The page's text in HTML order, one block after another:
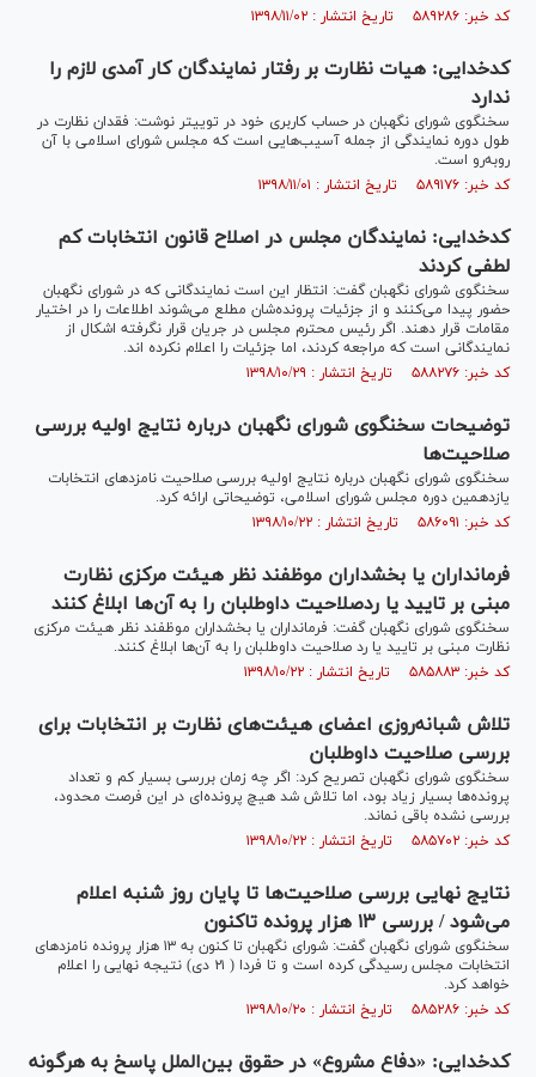
کد خبر: ۵۸۹۲۸۶ تاریخ انتشار : ۱۳۹۸/۱۱/۰۲
کدخدایی: هیات نظارت بر رفتار نمایندگان کار آمدی لازم را
ندارد
سخنگوی شورای نگهبان در حساب کاربری خود در توییتر نوشت: فقدان نظارت در
طول دوره نمایندگی از جمله آسیب‌هایی است که مجلس شورای اسلامی با آن
روبه‌رو است.
کد خبر: ۵۸۹۱۷۶ تاریخ انتشار : ۱۳۹۸/۱۱/۰۱
کدخدایی: نمایندگان مجلس در اصلاح قانون انتخابات کم
لطفی کردند
سخنگوی شورای نگهبان گفت: انتظار این است نمایندگانی که در شورای نگهبان
حضور پیدا می‌کنند و از جزئیات پرونده‌شان مطلع می‌شوند اطلاعات را در اختیار
مقامات قرار دهند. اگر رئیس محترم مجلس در جریان قرار نگرفته اشکال از
نمایندگانی است که مراجعه کردند، اما جزئیات را اعلام نکرده اند.
کد خبر: ۵۸۸۲۷۶ تاریخ انتشار : ۱۳۹۸/۱۰/۲۹
توضیحات سخنگوی شورای نگهبان درباره نتایج اولیه بررسی
صلاحیت‌ها
سخنگوی شورای نگهبان درباره نتایج اولیه بررسی صلاحیت نامزد‌های انتخابات
یازدهمین دوره مجلس شورای اسلامی، توضیحاتی ارائه کرد.
کد خبر: ۵۸۶۰۹۱ تاریخ انتشار : ۱۳۹۸/۱۰/۲۲
فرمانداران یا بخشداران موظفند نظر هیئت مرکزی نظارت
مبنی بر تایید یا ردصلاحیت داوطلبان را به آن‌ها ابلاغ کنند
سخنگوی شورای نگهبان گفت: فرمانداران یا بخشداران موظفند نظر هیئت مرکزی
نظارت مبنی بر تایید یا رد صلاحیت داوطلبان را به آن‌ها ابلاغ کنند.
کد خبر: ۵۸۵۸۸۳ تاریخ انتشار : ۱۳۹۸/۱۰/۲۲
تلاش شبانه‌روزی اعضای هیئت‌های نظارت بر انتخابات برای
بررسی صلاحیت داوطلبان
سخنگوی شورای نگهبان تصریح کرد: اگر چه زمان بررسی بسیار کم و تعداد
پرونده‌ها بسیار زیاد بود، اما تلاش شد هیچ پرونده‌ای در این فرصت محدود،
بررسی نشده باقی نماند.
کد خبر: ۵۸۵۷۰۲ تاریخ انتشار : ۱۳۹۸/۱۰/۲۲
نتایج نهایی بررسی صلاحیت‌ها تا پایان روز شنبه اعلام
می‌شود / بررسی ۱۳ هزار پرونده تاکنون
سخنگوی شورای نگهبان گفت: شورای نگهبان تا کنون به ۱۳ هزار پرونده نامزد‌های
انتخابات مجلس رسیدگی کرده است و تا فردا ( ۲۱ دی) نتیجه نهایی را اعلام
خواهد کرد.
کد خبر: ۵۸۵۲۸۶ تاریخ انتشار : ۱۳۹۸/۱۰/۲۰
کدخدایی: «دفاع مشروع» در حقوق بین‌الملل پاسخ به هرگونه